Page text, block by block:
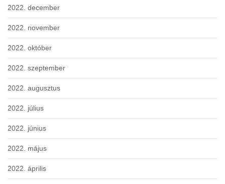
2022. december
2022. november
2022. október
2022. szeptember
2022. augusztus
2022. július
2022. június
2022. május
2022. április